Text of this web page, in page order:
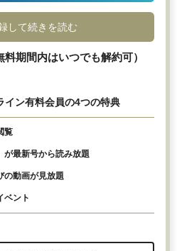
して続きを読む
料期間内はいつでも解約可）
イン有料会員の4つの特典
覧
が最新号から読み放題
の動画が見放題
ベント